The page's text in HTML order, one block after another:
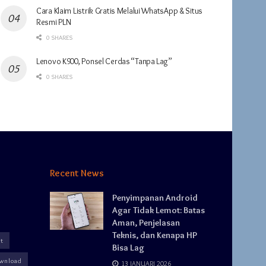
Cara Klaim Listrik Gratis Melalui WhatsApp & Situs
Resmi PLN
0 SHARES
Lenovo K900, Ponsel Cerdas “Tanpa Lag”
0 SHARES
Recent News
Penyimpanan Android
Agar Tidak Lemot: Batas
Aman, Penjelasan
Teknis, dan Kenapa HP
Bisa Lag
13 JANUARI 2026